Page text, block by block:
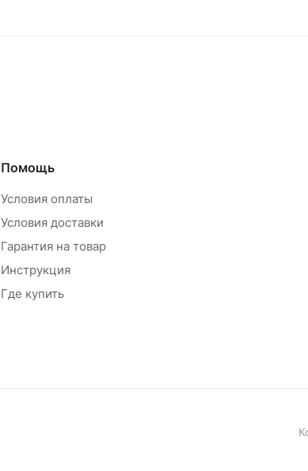
Помощь
Условия оплаты
Условия доставки
Гарантия на товар
Инструкция
Где купить